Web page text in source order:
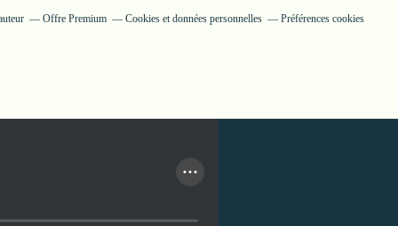
Offre Premium Cookies et données personnelles Préférences cookies